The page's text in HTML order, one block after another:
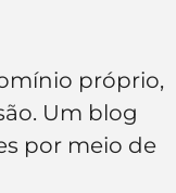
próprio,
Um blog
por meio de